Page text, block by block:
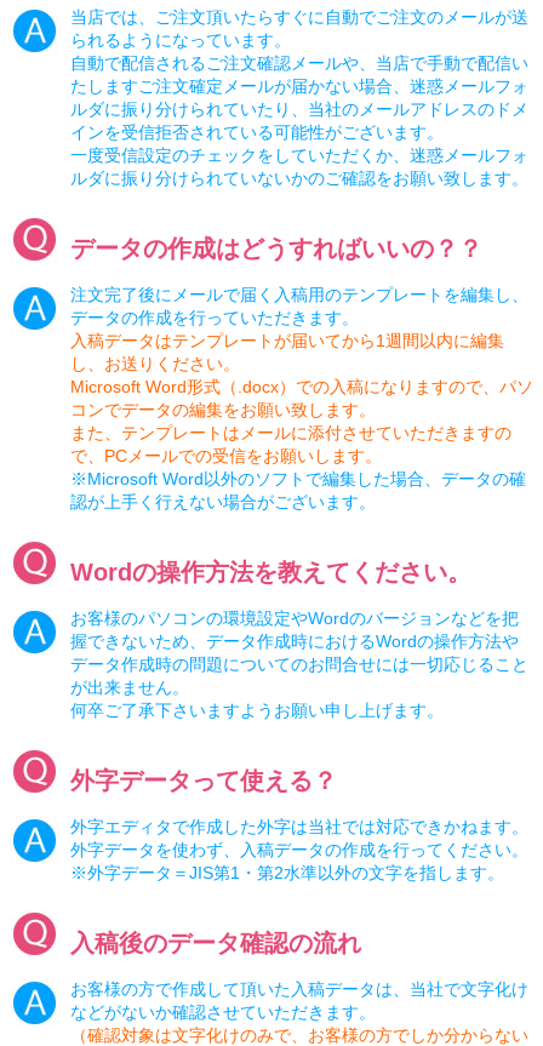
当店では、ご注文頂いたらすぐに自動でご注文のメールが送
られるようになっています。
自動で配信されるご注文確認メールや、当店で手動で配信い
たしますご注文確定メールが届かない場合、迷惑メールフォ
ルダに振り分けられていたり、当社のメールアドレスのドメ
インを受信拒否されている可能性がございます。
一度受信設定のチェックをしていただくか、迷惑メールフォ
ルダに振り分けられていないかのご確認をお願い致します。
データの作成はどうすればいいの？？
注文完了後にメールで届く入稿用のテンプレートを編集し、
データの作成を行っていただきます。
入稿データはテンプレートが届いてから1週間以内に編集
し、お送りください。
Microsoft Word形式（.docx）での入稿になりますので、パソ
コンでデータの編集をお願い致します。
また、テンプレートはメールに添付させていただきますの
で、PCメールでの受信をお願いします。
※Microsoft Word以外のソフトで編集した場合、データの確
認が上手く行えない場合がございます。
Wordの操作方法を教えてください。
お客様のパソコンの環境設定やWordのバージョンなどを把
握できないため、データ作成時におけるWordの操作方法や
データ作成時の問題についてのお問合せには一切応じること
が出来ません。
何卒ご了承下さいますようお願い申し上げます。
外字データって使える？
外字エディタで作成した外字は当社では対応できかねます。
外字データを使わず、入稿データの作成を行ってください。
※外字データ＝JIS第1・第2水準以外の文字を指します。
入稿後のデータ確認の流れ
お客様の方で作成して頂いた入稿データは、当社で文字化け
などがないか確認させていただきます。
（確認対象は文字化けのみで、お客様の方でしか分からない